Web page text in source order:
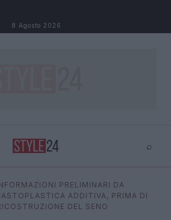
8 Agosto 2026
⌕
PRELIMINARI DA
ADDITIVA, PRIMA DI
DEL SENO